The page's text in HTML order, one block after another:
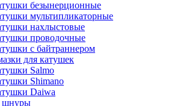
безынерционные
мультипликаторные
нахлыстовые
проводочные
с байтраннером
для катушек
Salmo
Shimano
Daiwa
шнуры